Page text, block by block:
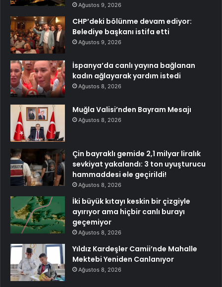
Ağustos 9, 2026
CHP’deki bölünme devam ediyor:
Belediye başkanı istifa etti
Ağustos 9, 2026
İspanya’da canlı yayına bağlanan
kadın ağlayarak yardım istedi
Ağustos 8, 2026
Muğla Valisi’nden Bayram Mesajı
Ağustos 8, 2026
Çin bayraklı gemide 2,1 milyar liralık
sevkiyat yakalandı: 3 ton uyuşturucu
hammaddesi ele geçirildi!
Ağustos 8, 2026
İki büyük kıtayı keskin bir çizgiyle
ayırıyor ama hiçbir canlı burayı
geçemiyor
Ağustos 8, 2026
Yıldız Kardeşler Camii’nde Mahalle
Mektebi Yeniden Canlanıyor
Ağustos 8, 2026